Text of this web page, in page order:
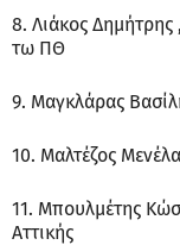
8. Λιάκος
τω ΠΘ
9. Μαγκλάρας
10. Μαλτέζος
11. Μπουλμέτης
Αττικής